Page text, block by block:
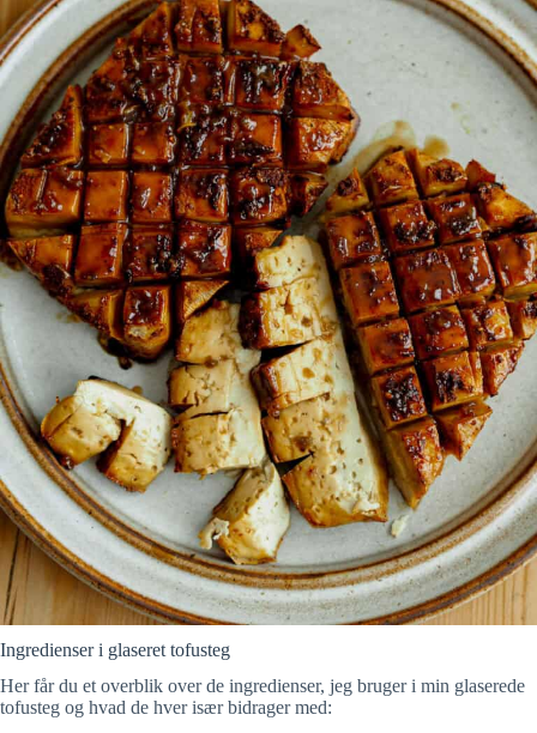
Ingredienser i glaseret tofusteg
Her får du et overblik over de ingredienser, jeg bruger i min glaserede
tofusteg og hvad de hver især bidrager med: